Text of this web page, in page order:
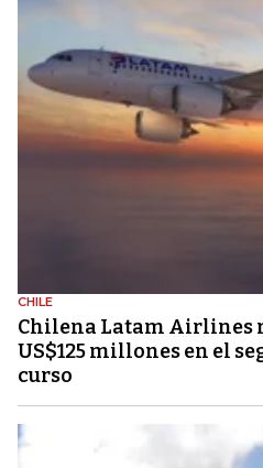
CHILE
Chilena Latam Airlines
US$125 millones en el
curso